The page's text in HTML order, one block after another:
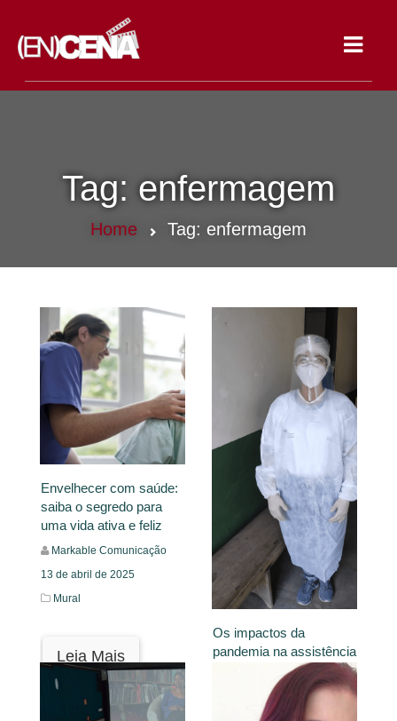
Tag: enfermagem
Home Tag: enfermagem
Envelhecer com saúde:
saiba o segredo para
uma vida ativa e feliz
Markable Comunicação
13 de abril de 2025
Mural
Leia Mais
Os impactos da
pandemia na assistência
em saúde para a
população indígena
Giovanna Bernardo